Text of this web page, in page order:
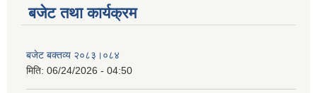
बजेट तथा कार्यक्रम
बजेट बक्तव्य २०८३।०८४
मिति: 06/24/2026 - 04:50